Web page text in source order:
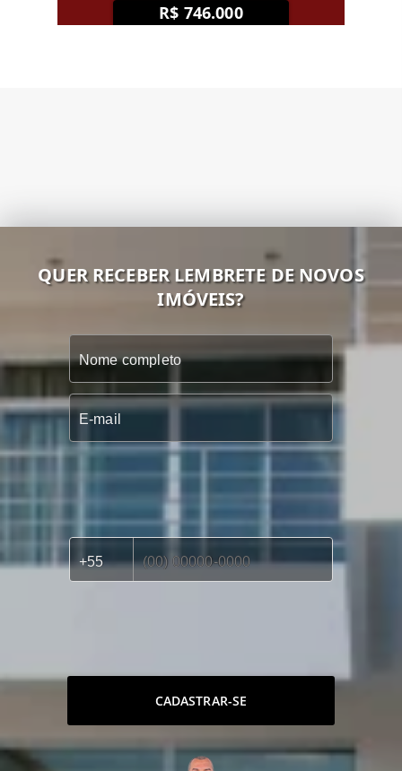
R$ 746.000
QUER RECEBER LEMBRETE DE NOVOS
IMÓVEIS?
CADASTRAR-SE